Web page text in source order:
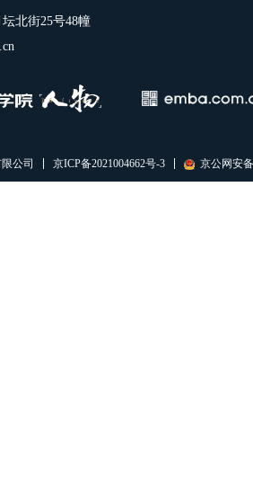
北街25号48幢
公司 京ICP备2021004662号-3 京公网安